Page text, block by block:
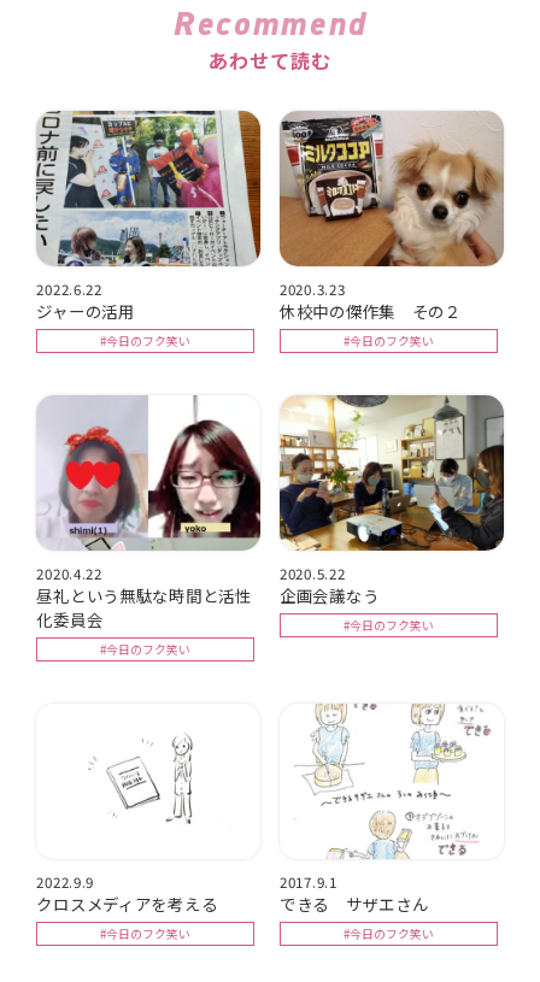
Recommend
あわせて読む
2022.6.22
ジャーの活用
#今日のフク笑い
2020.3.23
休校中の傑作集 その２
#今日のフク笑い
2020.4.22
昼礼という無駄な時間と活性
化委員会
#今日のフク笑い
2020.5.22
企画会議なう
#今日のフク笑い
2022.9.9
クロスメディアを考える
#今日のフク笑い
2017.9.1
できる サザエさん
#今日のフク笑い